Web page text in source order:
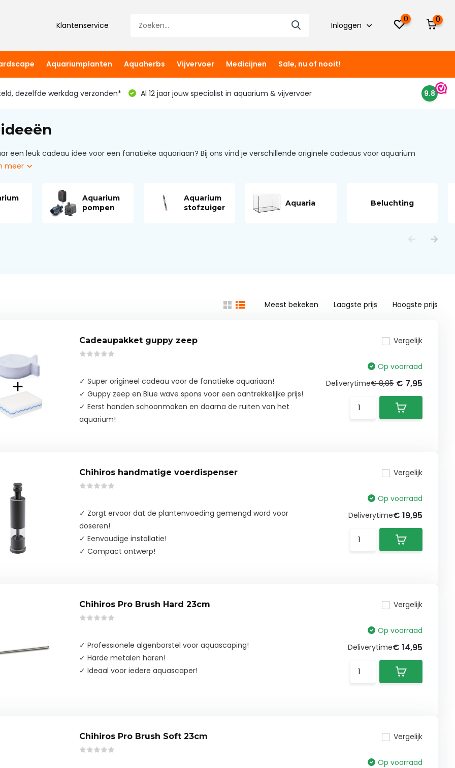
Klantenservice Inloggen
0 0
Aquariumplanten Aquaherbs Vijvervoer Medicijnen Sale, nu of nooit!
dezelfde werkdag verzonden* Al 12 jaar jouw specialist in aquarium & vijvervoer 9.8
een leuk cadeau idee voor een fanatieke aquariaan? Bij ons vind je verschillende originele cadeaus voor aquarium
meer
Aquarium
pompen
Aquarium
stofzuiger
Aquaria Beluchting
Meest bekeken Laagste prijs Hoogste prijs
Cadeaupakket guppy zeep
✓ Super origineel cadeau voor de fanatieke aquariaan!
✓ Guppy zeep en Blue wave spons voor een aantrekkelijke prijs!
✓ Eerst handen schoonmaken en daarna de ruiten van het
aquarium!
Vergelijk
Op voorraad
Deliverytime€ 8,85 € 7,95
Chihiros handmatige voerdispenser
✓ Zorgt ervoor dat de plantenvoeding gemengd word voor
doseren!
✓ Eenvoudige installatie!
✓ Compact ontwerp!
Vergelijk
Op voorraad
Deliverytime€ 19,95
Chihiros Pro Brush Hard 23cm
✓ Professionele algenborstel voor aquascaping!
✓ Harde metalen haren!
✓ Ideaal voor iedere aquascaper!
Vergelijk
Op voorraad
Deliverytime€ 14,95
Chihiros Pro Brush Soft 23cm Vergelijk
Op voorraad